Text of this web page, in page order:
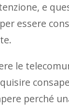
e
essere
le
perché